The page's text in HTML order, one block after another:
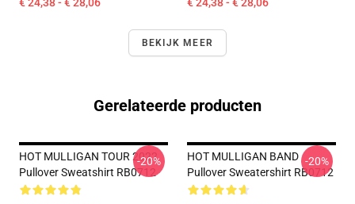
BEKIJK MEER
Gerelateerde producten
HOT MULLIGAN TOUR 2022
Pullover Sweatshirt RB0712
-20%
HOT MULLIGAN BAND
Pullover Sweatershirt RB0712
-20%